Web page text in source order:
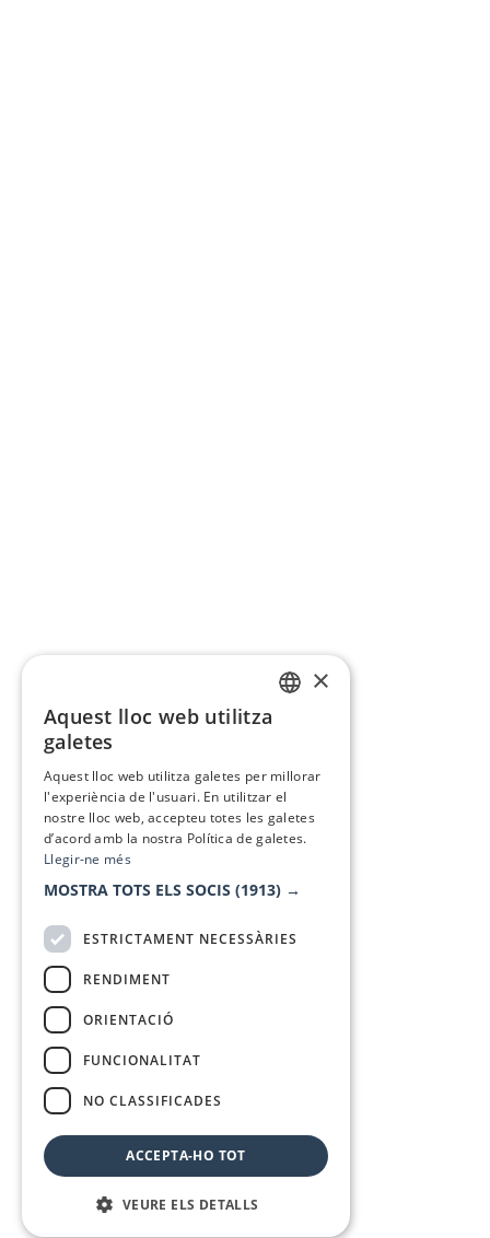
×
Aquest lloc web utilitza
galetes
Aquest lloc web utilitza galetes per millorar
l'experiència de l'usuari. En utilitzar el
nostre lloc web, accepteu totes les galetes
d’acord amb la nostra Política de galetes.
Llegir-ne més
MOSTRA TOTS ELS SOCIS (1913) →
ESTRICTAMENT NECESSÀRIES
RENDIMENT
ORIENTACIÓ
FUNCIONALITAT
NO CLASSIFICADES
ACCEPTA-HO TOT
VEURE ELS DETALLS